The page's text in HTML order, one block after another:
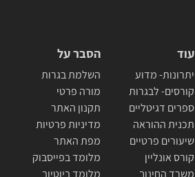
עוד
יתרונות- מדוע
קורסים- לבגרות
ספרים דגיטליים
תכנית ההוראה
שיעורים פרטיים
קורס אונליין
משרד החינוך
הסבר על
השלמת בגרות
מורה פרטי
תקנון האתר
מדיניות פרטיות
מפת האתר
מלומד בפייסבוק
מלומד ביוטיוב